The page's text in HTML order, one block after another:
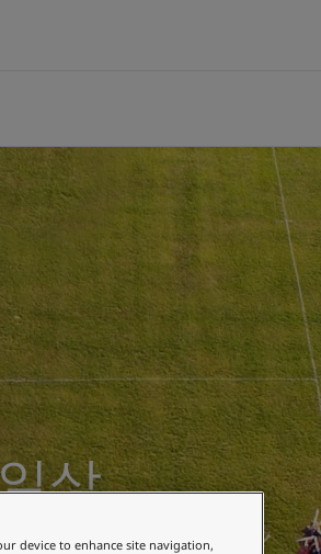
회사 소개
요턴은 세계적인
지속적인 혁신, 창
100년 동안 우리는
간에 이르기까지
자세히 보기
선박용 도
선박 산업
에너지
에너지 개요
건축 및
건축 및 디
인프라
인프라 개요
경공업
경공업개요
자문
혁신 및 기술
채용 공고 보
Jotun은 역동적이
있는 커리어를 원
운 기회를 탐색하
채용 공고 보기
상
device to enhance site navigation,